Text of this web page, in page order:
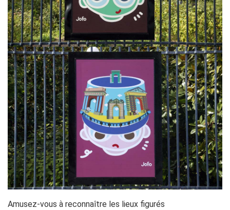
Amusez-vous à reconnaître les lieux figurés